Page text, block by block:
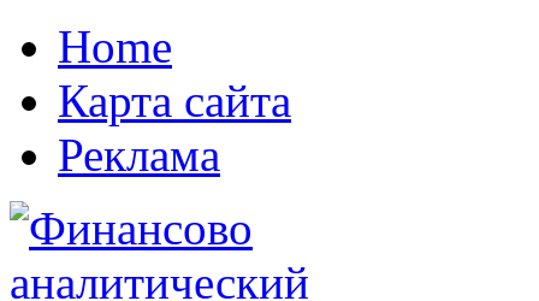
Home
Карта сайта
Реклама